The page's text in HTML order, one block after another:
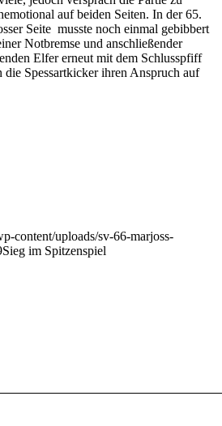
auf beiden Seiten. In der 65.
Seite musste noch einmal gebibbert
Notbremse und anschließender
Elfer erneut mit dem Schlusspfiff
Spessartkicker ihren Anspruch auf
content/uploads/sv-66-marjoss-
Sieg im Spitzenspiel